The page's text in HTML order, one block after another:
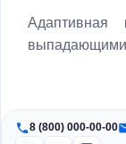
Книги и
Акции и
выпадающими
8 (800) 000-00-00